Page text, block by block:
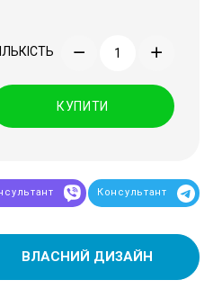
КУПИТИ
Консультант
ВЛАСНИЙ ДИЗАЙН